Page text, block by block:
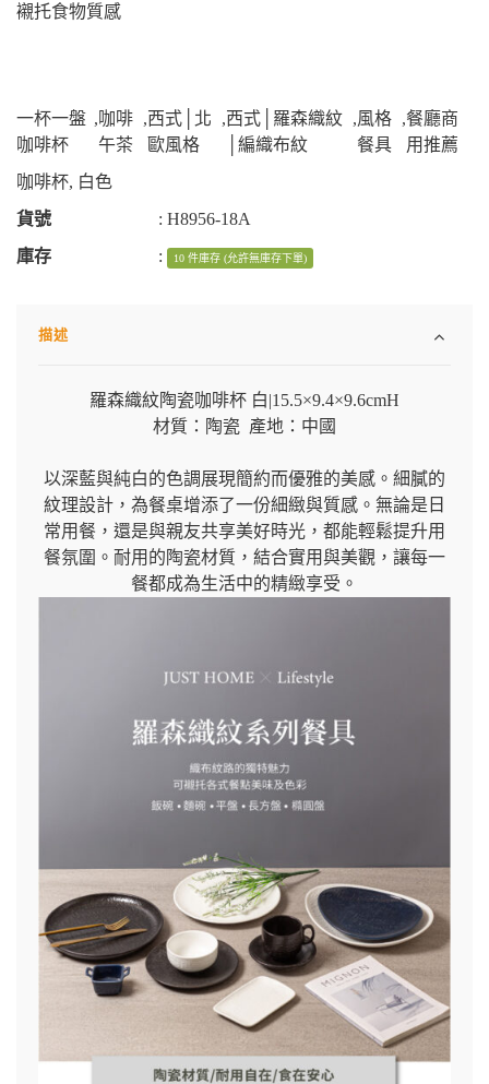
襯托食物質感
一杯一盤
咖啡杯
,咖啡
午茶
,西式│北
歐風格
,西式│羅森織紋
│編織布紋
,風格
餐具
,餐廳商
用推薦
咖啡杯, 白色
貨號
: H8956-18A
庫存
: 10 件庫存 (允許無庫存下單)
描述
羅森織紋陶瓷咖啡杯 白|15.5×9.4×9.6cmH
材質：陶瓷 產地：中國
以深藍與純白的色調展現簡約而優雅的美感。細膩的
紋理設計，為餐桌增添了一份細緻與質感。無論是日
常用餐，還是與親友共享美好時光，都能輕鬆提升用
餐氛圍。耐用的陶瓷材質，結合實用與美觀，讓每一
餐都成為生活中的精緻享受。